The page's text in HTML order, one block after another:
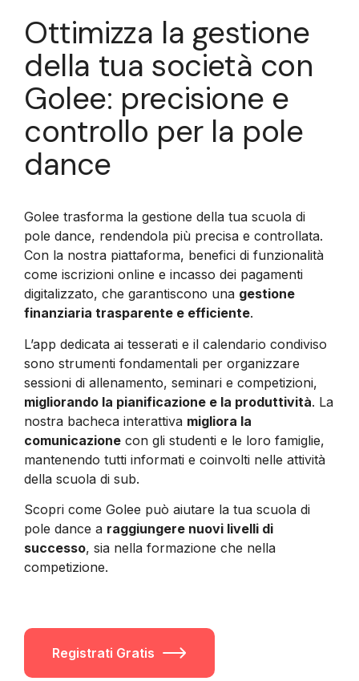
Ottimizza la gestione
della tua società con
Golee: precisione e
controllo per la pole
dance
Golee trasforma la gestione della tua scuola di
pole dance, rendendola più precisa e controllata.
Con la nostra piattaforma, benefici di funzionalità
come iscrizioni online e incasso dei pagamenti
digitalizzato, che garantiscono una gestione
finanziaria trasparente e efficiente.
L’app dedicata ai tesserati e il calendario condiviso
sono strumenti fondamentali per organizzare
sessioni di allenamento, seminari e competizioni,
migliorando la pianificazione e la produttività. La
nostra bacheca interattiva migliora la
comunicazione con gli studenti e le loro famiglie,
mantenendo tutti informati e coinvolti nelle attività
della scuola di sub.
Scopri come Golee può aiutare la tua scuola di
pole dance a raggiungere nuovi livelli di
successo, sia nella formazione che nella
competizione.
Registrati Gratis